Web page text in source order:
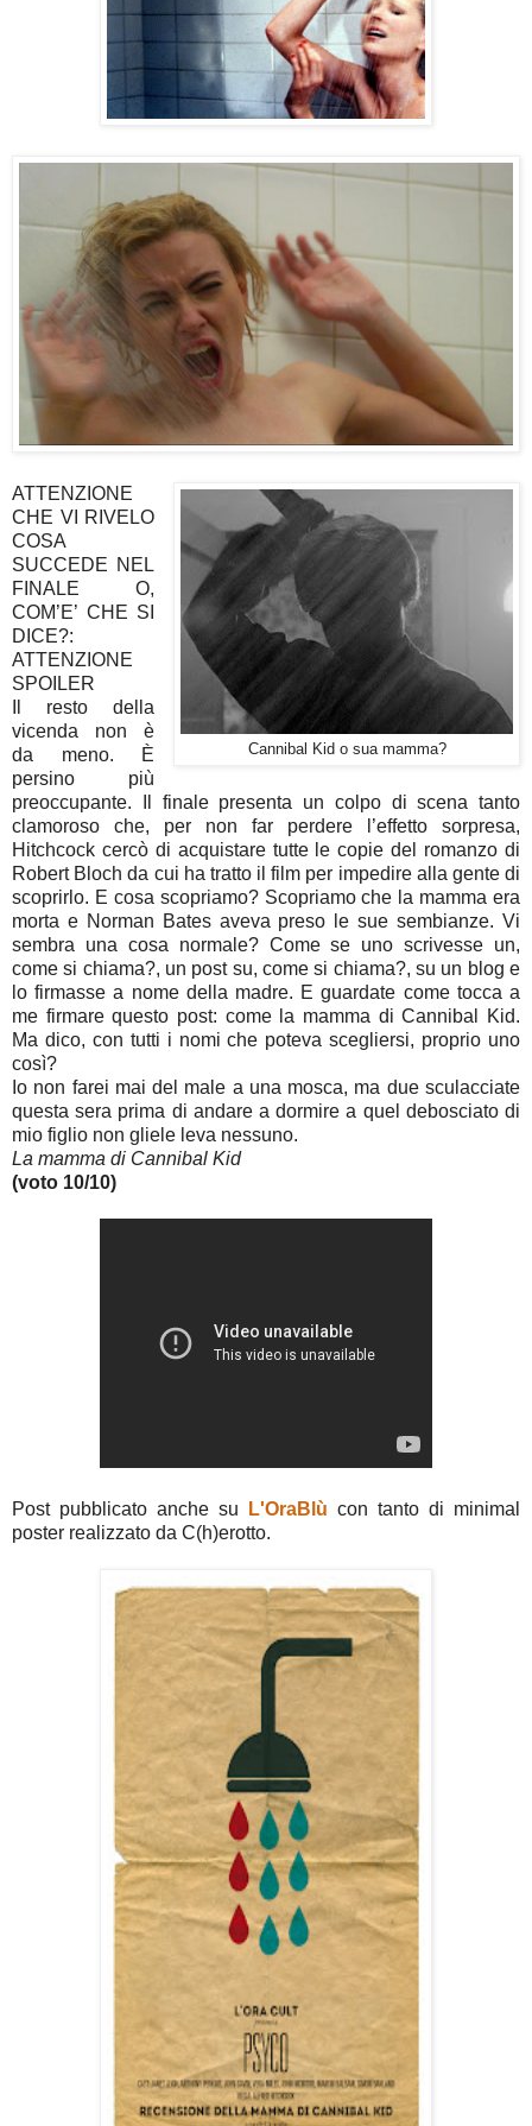
Cannibal Kid o sua mamma?
ATTENZIONE
CHE VI RIVELO
COSA
SUCCEDE NEL
FINALE O,
COM’E’ CHE SI
DICE?:
ATTENZIONE
SPOILER
Il resto della
vicenda non è
da meno. È
persino più
preoccupante. Il finale presenta un colpo di scena tanto
clamoroso che, per non far perdere l’effetto sorpresa,
Hitchcock cercò di acquistare tutte le copie del romanzo di
Robert Bloch da cui ha tratto il film per impedire alla gente di
scoprirlo. E cosa scopriamo? Scopriamo che la mamma era
morta e Norman Bates aveva preso le sue sembianze. Vi
sembra una cosa normale? Come se uno scrivesse un,
come si chiama?, un post su, come si chiama?, su un blog e
lo firmasse a nome della madre. E guardate come tocca a
me firmare questo post: come la mamma di Cannibal Kid.
Ma dico, con tutti i nomi che poteva scegliersi, proprio uno
così?
Io non farei mai del male a una mosca, ma due sculacciate
questa sera prima di andare a dormire a quel debosciato di
mio figlio non gliele leva nessuno.
La mamma di Cannibal Kid
(voto 10/10)
Post pubblicato anche su L'OraBlù con tanto di minimal
poster realizzato da C(h)erotto.